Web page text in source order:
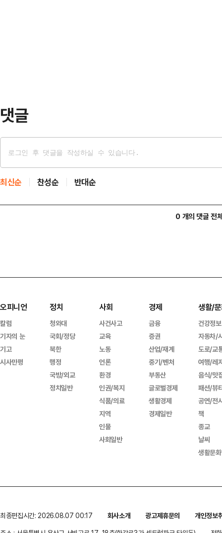
댓글
최신순 찬성순 반대순
0 개의 댓글 전
오피니언
칼럼
기자의 눈
기고
시사만평
정치
청와대
국회/정당
북한
행정
국방/외교
정치일반
사회
사건사고
교육
노동
언론
환경
인권/복지
식품/의료
지역
인물
사회일반
경제
금융
증권
산업/재계
중기/벤처
부동산
글로벌경제
생활경제
경제일반
생활/
건강정보
자동차/
도로/교
여행/레
음식/맛
패션/뷰
공연/전
책
종교
날씨
생활문
최종편집시간: 2026.08.07 00:17 회사소개 광고제휴문의
개인정보